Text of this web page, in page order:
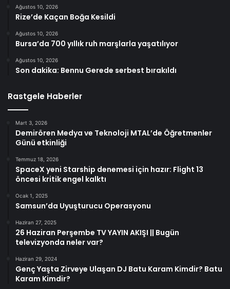
Ağustos 10, 2026
Rize’de Kaçan Boğa Kesildi
Ağustos 10, 2026
Bursa’da 700 yıllık ruh marşlarla yaşatılıyor
Ağustos 10, 2026
Son dakika: Bennu Gerede serbest bırakıldı
Rastgele Haberler
Mart 3, 2026
Demirören Medya ve Teknoloji MTAL’de Öğretmenler
Günü etkinliği
Temmuz 18, 2026
SpaceX yeni Starship denemesi için hazır: Flight 13
öncesi kritik engel kalktı
Ocak 1, 2025
Samsun’da Uyuşturucu Operasyonu
Haziran 27, 2025
26 Haziran Perşembe TV YAYIN AKIŞI || Bugün
televizyonda neler var?
Haziran 29, 2024
Genç Yaşta Zirveye Ulaşan DJ Batu Karam Kimdir? Batu
Karam Kimdir?